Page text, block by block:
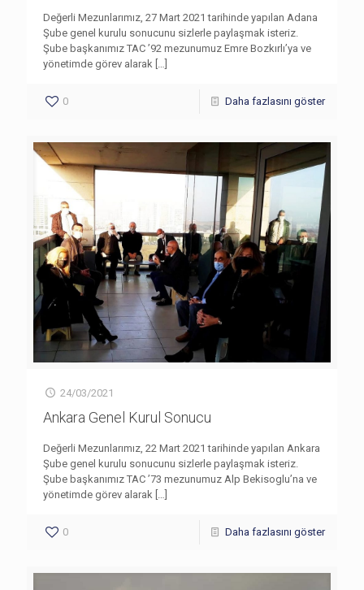
Değerli Mezunlarımız, 27 Mart 2021 tarihinde yapılan Adana
Şube genel kurulu sonucunu sizlerle paylaşmak isteriz.
Şube başkanımız TAC ’92 mezunumuz Emre Bozkırlı’ya ve
yönetimde görev alarak
0 Daha fazlasını göster
24/03/2021
Ankara Genel Kurul Sonucu
Değerli Mezunlarımız, 22 Mart 2021 tarihinde yapılan Ankara
Şube genel kurulu sonucunu sizlerle paylaşmak isteriz.
Şube başkanımız TAC ’73 mezunumuz Alp Bekisoglu’na ve
yönetimde görev alarak
0 Daha fazlasını göster